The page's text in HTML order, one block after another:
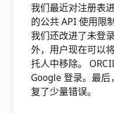
我们最近对注册表
的公共 API 使用限
我们还改进了未登
外，用户现在可以
托人中移除。
Google 登录。最
复了少量错误。